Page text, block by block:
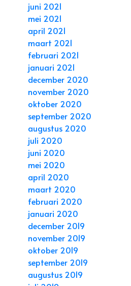
juni 2021
mei 2021
april 2021
maart 2021
februari 2021
januari 2021
december 2020
november 2020
oktober 2020
september 2020
augustus 2020
juli 2020
juni 2020
mei 2020
april 2020
maart 2020
februari 2020
januari 2020
december 2019
november 2019
oktober 2019
september 2019
augustus 2019